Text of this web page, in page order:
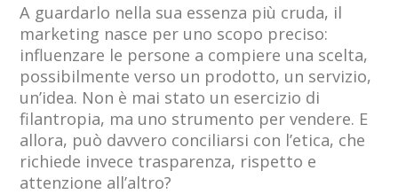
A guardarlo nella sua essenza più cruda, il
marketing nasce per uno scopo preciso:
influenzare le persone a compiere una scelta,
possibilmente verso un prodotto, un servizio,
un’idea. Non è mai stato un esercizio di
filantropia, ma uno strumento per vendere. E
allora, può davvero conciliarsi con l’etica, che
richiede invece trasparenza, rispetto e
attenzione all’altro?